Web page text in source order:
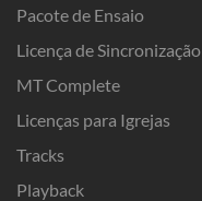
Pacote de Ensaio
Licença de Sincronização
MT Complete
Licenças para Igrejas
Tracks
Playback